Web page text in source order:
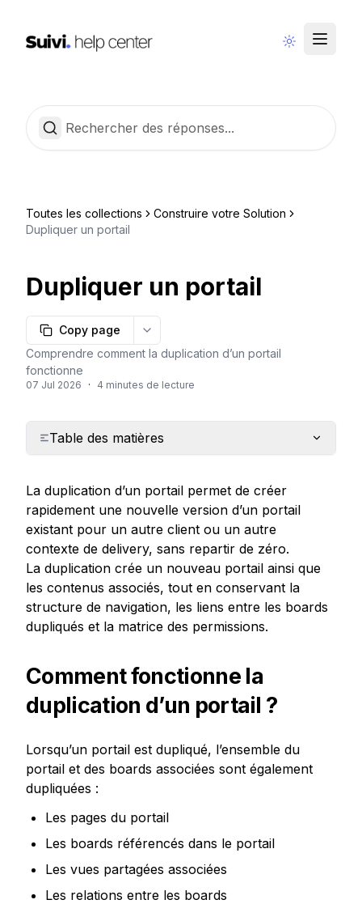
Français
Toutes les collections
Construire votre Solution
Dupliquer un portail
Dupliquer un portail
Copy page
More options
Comprendre comment la duplication d’un portail
fonctionne
07 Jul 2026 · 4 minutes de lecture
Table des matières
La duplication d’un portail permet de créer
rapidement une nouvelle version d’un portail
existant pour un autre client ou un autre
contexte de delivery, sans repartir de zéro.
La duplication crée un nouveau portail ainsi que
les contenus associés, tout en conservant la
structure de navigation, les liens entre les boards
dupliqués et la matrice des permissions.
Comment fonctionne la
duplication d’un portail ?
Lorsqu’un portail est dupliqué, l’ensemble du
portail et des boards associées sont également
dupliquées :
Les pages du portail
Les boards référencés dans le portail
Les vues partagées associées
Les relations entre les boards